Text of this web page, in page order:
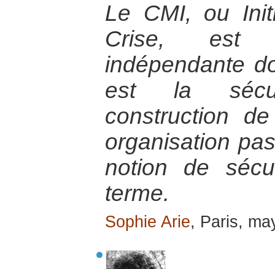
Le CMI, ou
Crise, est
indépendante
est la
construction
organisation
notion de
terme.
Sophie Arie, Paris,